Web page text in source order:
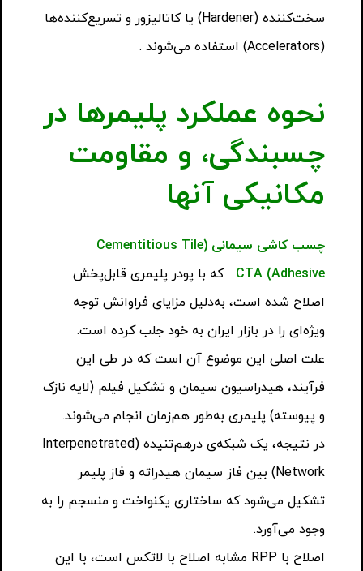
سخت‌کننده (Hardener) یا کاتالیزور و تسریع‌کننده‌ها
(Accelerators) استفاده می‌شوند .
نحوه عملکرد پلیمرها در
چسبندگی، و مقاومت
مکانیکی آنها
چسب کاشی سیمانی (Cementitious Tile
Adhesive) CTA
که با پودر پلیمری قابل‌پخش
اصلاح شده است، به‌دلیل مزایای فراوانش توجه
ویژه‌ای را در بازار ایران به خود جلب کرده است.
علت اصلی این موضوع آن است که در طی این
فرآیند، هیدراسیون سیمان و تشکیل فیلم (لایه نازک
و پیوسته) پلیمری به‌طور هم‌زمان انجام می‌شوند.
در نتیجه، یک شبکه‌ی درهم‌تنیده (Interpenetrated
Network) بین فاز سیمان هیدراته و فاز پلیمر
تشکیل می‌شود که ساختاری یکنواخت و منسجم را به
وجود می‌آورد.
اصلاح با RPP مشابه اصلاح با لاتکس است، با این